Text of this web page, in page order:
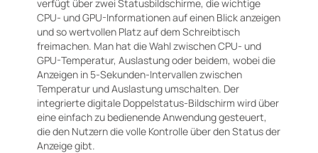
verfügt über zwei Statusbildschirme, die wichtige
CPU- und GPU-Informationen auf einen Blick anzeigen
und so wertvollen Platz auf dem Schreibtisch
freimachen. Man hat die Wahl zwischen CPU- und
GPU-Temperatur, Auslastung oder beidem, wobei die
Anzeigen in 5-Sekunden-Intervallen zwischen
Temperatur und Auslastung umschalten. Der
integrierte digitale Doppelstatus-Bildschirm wird über
eine einfach zu bedienende Anwendung gesteuert,
die den Nutzern die volle Kontrolle über den Status der
Anzeige gibt.